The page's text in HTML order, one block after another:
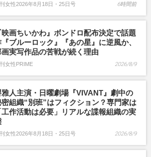
女性2026年8月18日・25日号 6時間前
映画ちいかわ』ボンドロ配布決定で話題
ブルーロック』『あの星』に逆風か、
画実写作品の苦戦が続く理由
女性PRIME 2026/8/9
雅人主演・日曜劇場『VIVANT』劇中の
密組織“別班”はフィクション？専門家は
工作活動は必要」リアルな諜報組織の実
女性2026年8月18日・25日号 2026/8/9